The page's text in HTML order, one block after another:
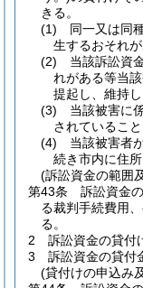
きる。
(1)
同一又は同
生するおそれが
(2)
当該訴訟資
れがある等当
提起し、維持
(3)
当該被害に
されていること
(4)
当該被害者
続き市内に住
(訴訟資金の範囲
第43条
訴訟資金
る裁判手続費用
る。
2
訴訟資金の貸付
3
訴訟資金の貸付
(貸付けの申込み